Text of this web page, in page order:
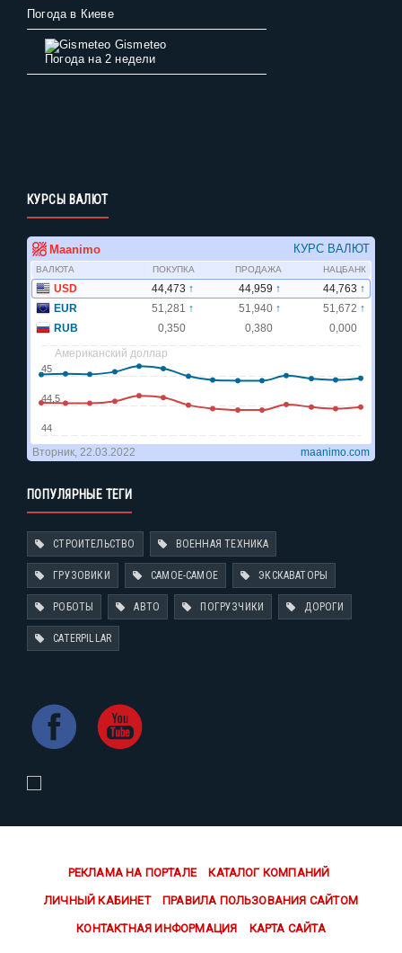
Погода в Киеве
Gismeteo
Погода на 2 недели
КУРСЫ ВАЛЮТ
ПОПУЛЯРНЫЕ ТЕГИ
СТРОИТЕЛЬСТВО ВОЕННАЯ ТЕХНИКА
ГРУЗОВИКИ САМОЕ-САМОЕ ЭКСКАВАТОРЫ
РОБОТЫ АВТО ПОГРУЗЧИКИ ДОРОГИ
CATERPILLAR
РЕКЛАМА НА ПОРТАЛЕ КАТАЛОГ КОМПАНИЙ
ЛИЧНЫЙ КАБИНЕТ ПРАВИЛА ПОЛЬЗОВАНИЯ САЙТОМ
КОНТАКТНАЯ ИНФОРМАЦИЯ КАРТА САЙТА